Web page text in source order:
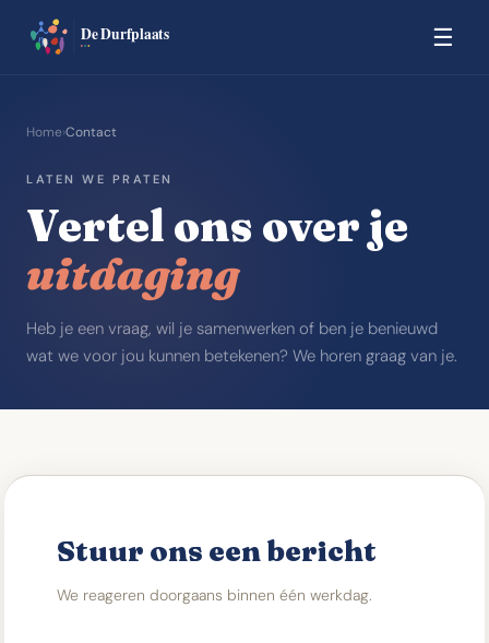
☰
Home›Contact
LATEN WE PRATEN
Vertel ons over je
uitdaging
Heb je een vraag, wil je samenwerken of ben je benieuwd
wat we voor jou kunnen betekenen? We horen graag van je.
Stuur ons een bericht
We reageren doorgaans binnen één werkdag.